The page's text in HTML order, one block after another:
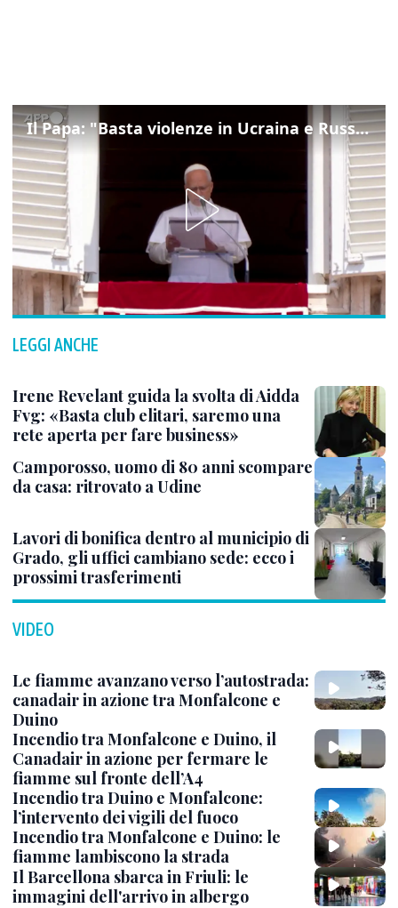
Il Papa: "Basta violenze in Ucraina e Russia, spazio a diplomazia"
LEGGI ANCHE
Irene Revelant guida la svolta di Aidda
Fvg: «Basta club elitari, saremo una
rete aperta per fare business»
Camporosso, uomo di 80 anni scompare
da casa: ritrovato a Udine
Lavori di bonifica dentro al municipio di
Grado, gli uffici cambiano sede: ecco i
prossimi trasferimenti
VIDEO
Le fiamme avanzano verso l’autostrada:
canadair in azione tra Monfalcone e
Duino
Incendio tra Monfalcone e Duino, il
Canadair in azione per fermare le
fiamme sul fronte dell’A4
Incendio tra Duino e Monfalcone:
l’intervento dei vigili del fuoco
Incendio tra Monfalcone e Duino: le
fiamme lambiscono la strada
Il Barcellona sbarca in Friuli: le
immagini dell'arrivo in albergo